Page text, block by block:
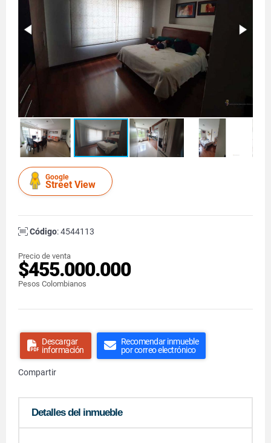
Google
Street View
Código: 4544113
Precio de venta
$455.000.000
Pesos Colombianos
Descargar
información
Recomendar inmueble
por correo electrónico
Compartir
Detalles del inmueble